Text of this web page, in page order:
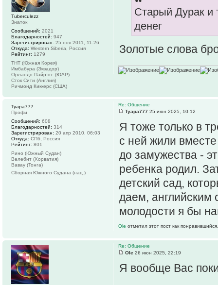
Старый Дурак и
денег
Золотые слова
Tuberculezz
Знаток
Сообщений: 2021
Благодарностей: 947
Зарегистрирован: 25 ноя 2011, 11:26
Откуда: Western Siberia, Россия
Рейтинг: 1279
ТНТ (Южная Корея)
Имбабура (Эквадор)
Орландо Пайрэтс (ЮАР)
Сток Сити (Англия)
Ричмонд Киккерс (США)
Re: Общение
Tyapa777 25 июн 2025, 10:12
Я тоже только в
с ней жили
до замужества -
ребенка родил.
детский сад,
даем, английским
молодости я бы
Ole отметил этот пост как понравившийся.
Tyapa777
Профи
Сообщений: 608
Благодарностей: 314
Зарегистрирован: 20 апр 2010, 06:03
Откуда: СПб, Россия
Рейтинг: 801
Рино (Южный Судан)
Велебит (Хорватия)
Вавау (Тонга)
Сборная Южного Судана (нац.)
Re: Общение
Ole 26 июн 2025, 22:19
Я вообще Вас